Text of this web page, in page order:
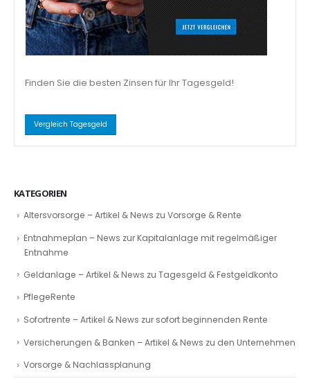
Finden Sie die besten Zinsen für Ihr Tagesgeld!
Vergleich Tagesgeld
KATEGORIEN
Altersvorsorge – Artikel & News zu Vorsorge & Rente
Entnahmeplan – News zur Kapitalanlage mit regelmäßiger
Entnahme
Geldanlage – Artikel & News zu Tagesgeld & Festgeldkonto
PflegeRente
Sofortrente – Artikel & News zur sofort beginnenden Rente
Versicherungen & Banken – Artikel & News zu den Unternehmen
Vorsorge & Nachlassplanung